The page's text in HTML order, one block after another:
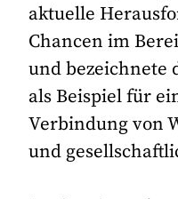
aktuelle
Chancen im
und bezeichnete
als Beispiel für
Verbindung von
und